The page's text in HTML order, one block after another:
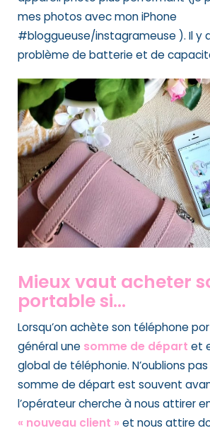
mes photos avec mon iPhone
#bloggueuse/instagrameuse ). Il y
problème de batterie et de
Mieux vaut acheter
portable si…
Lorsqu’on achète son téléphone
général une somme de départ et
global de téléphonie. N’oublions
somme de départ est souvent
l’opérateur cherche à nous attirer
« nouveau client » et nous attire